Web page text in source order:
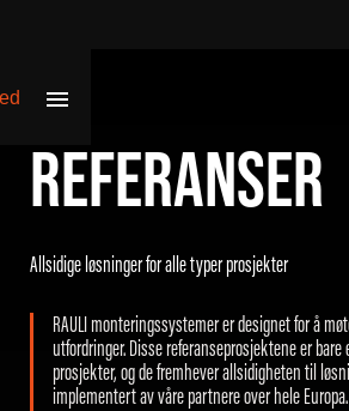
REFERANSER
Allsidige løsninger for alle typer prosjekter
RAULI monteringssystemer er designet for å
utfordringer. Disse referanseprosjektene er
prosjekter, og de fremhever allsidigheten til
implementert av våre partnere over hele Europa.